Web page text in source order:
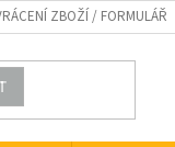
ZBOŽÍ / FORMULÁŘ